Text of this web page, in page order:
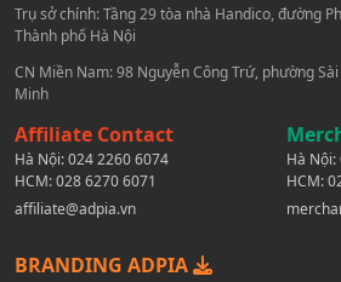
Trụ sở chính: Tầng 29 tòa nhà Handico, đường
Thành phố Hà Nội
CN Miền Nam: 98 Nguyễn Công Trứ, phường
Minh
Affiliate Contact
Hà Nội:024 2260 6074
HCM:028 6270 6071
affiliate@adpia.vn
Hà Nội:
HCM:
BRANDING ADPIA